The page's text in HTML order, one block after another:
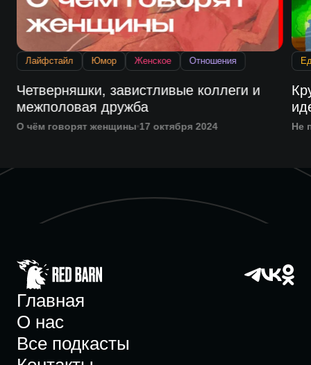
Лайфстайл Юмор Женское Отношения
Четверняшки, завистливые коллеги и
межполовая дружба
О чём говорят женщины 17 октября 2024 Не
Главная
О нас
Все подкасты